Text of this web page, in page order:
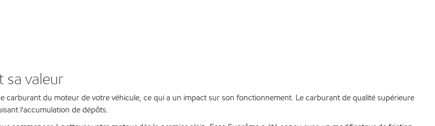
sa valeur
carburant du moteur de votre véhicule, ce qui a un impact sur son fonctionnement. Le carburant de qualité supérieure
l'accumulation de dépôts.